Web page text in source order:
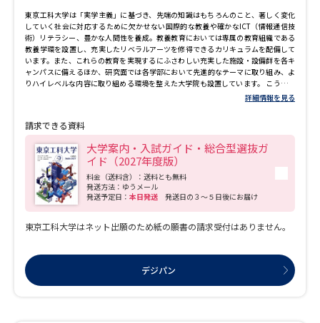
東京工科大学は「実学主義」に基づき、先端の知識はもちろんのこと、著しく変化
していく社会に対応するために欠かせない国際的な教養や確かなICT（情報通信技
術）リテラシー、豊かな人間性を養成。教養教育においては専属の教育組織である
教養学環を設置し、充実したリベラルアーツを修得できるカリキュラムを配備して
います。また、これらの教育を実現するにふさわしい充実した施設・設備群を各キ
ャンパスに備えるほか、研究面では各学部において先進的なテーマに取り組み、よ
りハイレベルな内容に取り組める環境を整えた大学院も設置しています。 こうした
体制のもと、専門分野の知識とともに、時代や技術の変革に対応しながら力を発揮
詳細情報を見る
請求できる資料
大学案内・入試ガイド・総合型選抜ガ
イド（2027年度版）
料金（送料含）：送料とも無料
発送方法：ゆうメール
発送予定日： 本日発送 発送日の３～５日後にお届け
東京工科大学はネット出願のため紙の願書の請求受付はありません。
デジパン